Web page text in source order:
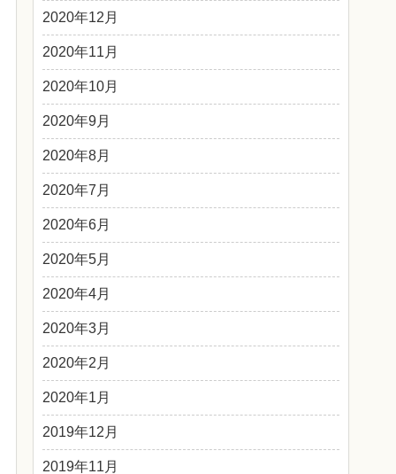
2020年12月
2020年11月
2020年10月
2020年9月
2020年8月
2020年7月
2020年6月
2020年5月
2020年4月
2020年3月
2020年2月
2020年1月
2019年12月
2019年11月